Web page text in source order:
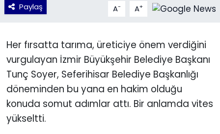
Paylaş A- A+
Her fırsatta tarıma, üreticiye önem verdiğini
vurgulayan İzmir Büyükşehir Belediye Başkanı
Tunç Soyer, Seferihisar Belediye Başkanlığı
döneminden bu yana en hakim olduğu
konuda somut adımlar attı. Bir anlamda vites
yükseltti.
GÜNCEL
KÜLTÜR SANAT
MAGAZİN
POLİTİKA
SAĞLIK